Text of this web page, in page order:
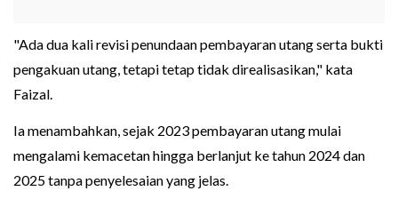
"Ada dua kali revisi penundaan pembayaran utang serta bukti
pengakuan utang, tetapi tetap tidak direalisasikan," kata
Faizal.
Ia menambahkan, sejak 2023 pembayaran utang mulai
mengalami kemacetan hingga berlanjut ke tahun 2024 dan
2025 tanpa penyelesaian yang jelas.